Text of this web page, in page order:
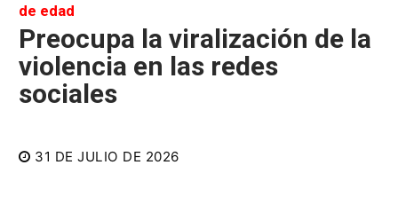
de edad
Preocupa la viralización de la
violencia en las redes
sociales
31 DE JULIO DE 2026